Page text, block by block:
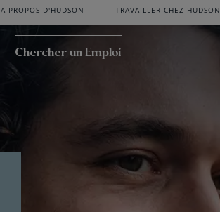
A PROPOS D'HUDSON TRAVAILLER CHEZ HUDSON
Chercher un Emploi